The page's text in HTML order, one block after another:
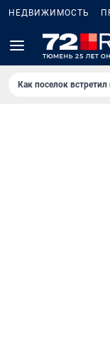
НЕДВИЖИМОСТЬ
Как поселок